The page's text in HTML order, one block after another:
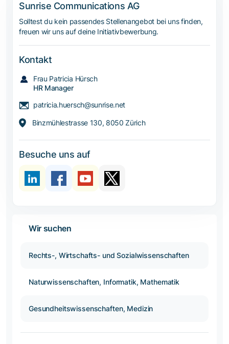
Sunrise Communications AG
Solltest du kein passendes Stellenangebot bei uns finden,
freuen wir uns auf deine Initiativbewerbung.
Kontakt
Frau Patricia Hürsch
HR Manager
patricia.huersch@sunrise.net
Binzmühlestrasse 130, 8050 Zürich
Besuche uns auf
Wir suchen
Rechts-, Wirtschafts- und Sozialwissenschaften
Naturwissenschaften, Informatik, Mathematik
Gesundheitswissenschaften, Medizin